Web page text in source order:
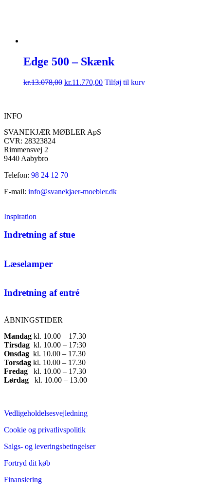
Edge 500 – Skænk
kr.13.078,00 kr.11.770,00 Tilføj til kurv
INFO
SVANEKJÆR MØBLER ApS
CVR: 28323824
Rimmensvej 2
9440 Aabybro
Telefon: 98 24 12 70
E-mail: info@svanekjaer-moebler.dk
Inspiration
Indretning af stue
Læselamper
Indretning af entré
ÅBNINGSTIDER
Mandag ​ kl. 10.00 – 17.30​
Tirsdag ​ kl. 10.00 – 17:30​
Onsdag ​ kl. 10.00 – 17.30​
Torsdag ​ kl. 10.00 – 17.30​
Fredag ​ kl. 10.00 – 17.30​
Lørdag ​ kl. 10.00 – 13.00
Vedligeholdelsesvejledning
Cookie og privatlivspolitik
Salgs- og leveringsbetingelser
Fortryd dit køb
Finansiering